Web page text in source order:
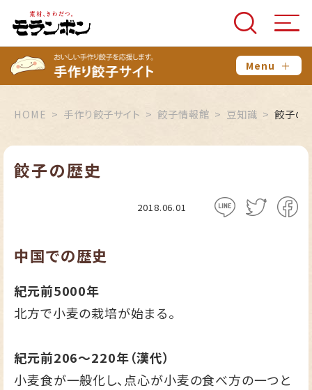
Menu ＋
HOME 手作り餃子サイト 餃子情報館 豆知識 餃子の
餃子の歴史
2018.06.01
中国での歴史
紀元前5000年
北方で小麦の栽培が始まる。
紀元前206～220年（漢代）
小麦食が一般化し、点心が小麦の食べ方の一つと